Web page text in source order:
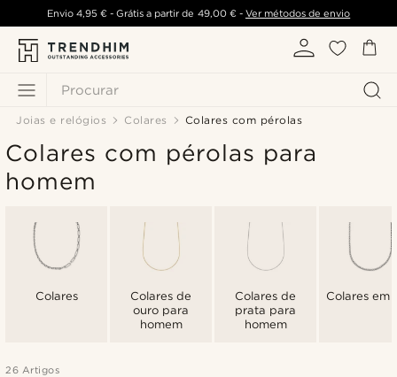
Procurar
Envio 4,95 €- Grátis a partir de 49,00 €- Ver métodos de envio
Joias e relógios Colares Colares com pérolas
Colares com pérolas para
homem
Colares
Colares de
ouro para
homem
Colares de
prata para
homem
Colares em
26 Artigos